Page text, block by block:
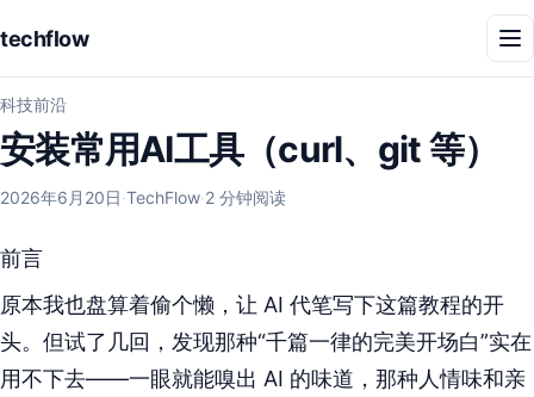
techflow
菜
单
科技前沿
安装常用AI工具（curl、git 等）
发
于
2026年6月20日·作
TechFlow·2 分钟阅读
前言
原本我也盘算着偷个懒，让 AI 代笔写下这篇教程的开
头。但试了几回，发现那种“千篇一律的完美开场白”实在
用不下去——一眼就能嗅出 AI 的味道，那种人情味和亲